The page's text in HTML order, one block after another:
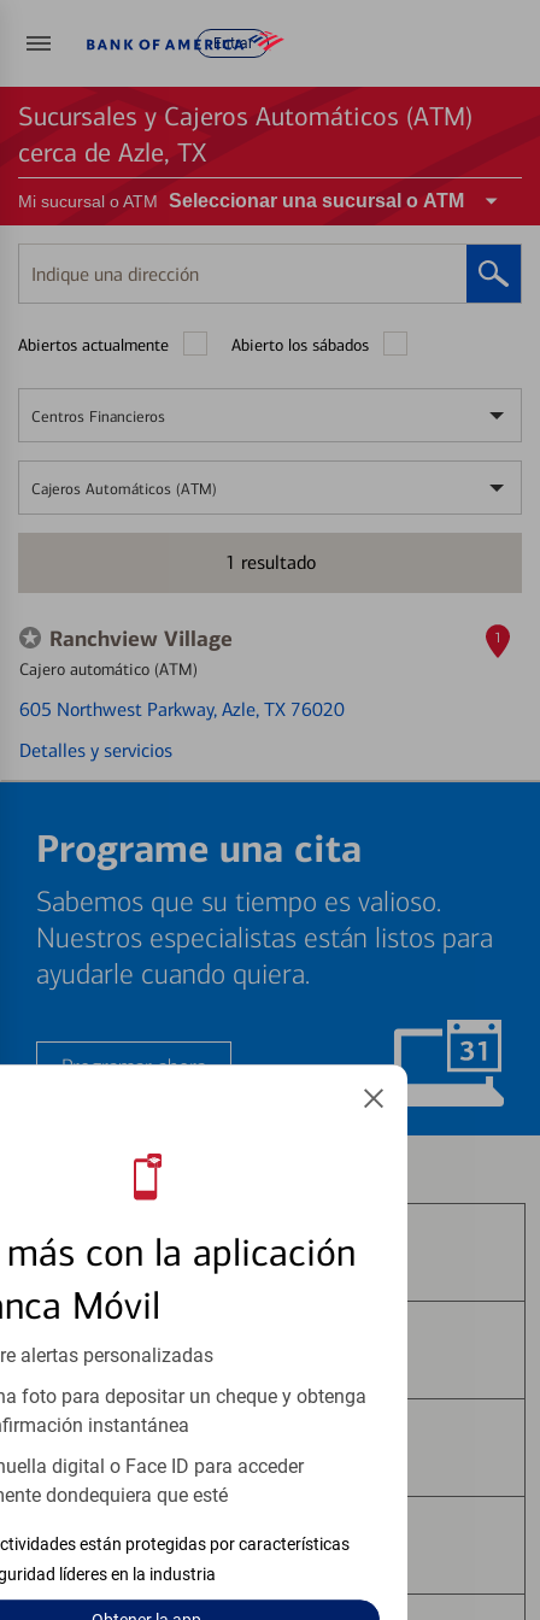
Entrar
con la aplicación
Móvil
alertas personalizadas
foto para depositar un cheque y obtenga
instantánea
digital o Face ID para acceder
dondequiera que esté
están protegidas por características
líderes en la industria
Sucursales y Cajeros Automáticos (ATM)
cerca de Azle, TX
Mi sucursal o ATM Seleccionar una sucursal o ATM
Indique
una
Abiertos actualmente Abierto los sábados
Centros Financieros
Cajeros Automáticos (ATM)
1 resultado
Ranchview Village
Cajero automático (ATM)
605 Northwest Parkway, Azle, TX 76020
Detalles y servicios
1
Programe una cita
Sabemos que su tiempo es valioso.
Nuestros especialistas están listos para
ayudarle cuando quiera.
Programar ahora
Los productos de inversión y seguros:
No Están Asegurados por FDIC
No Tienen Garantía Bancaria
No Constituyen Depósitos